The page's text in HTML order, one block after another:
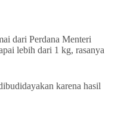
dari Perdana Menteri
lebih dari 1 kg, rasanya
karena hasil